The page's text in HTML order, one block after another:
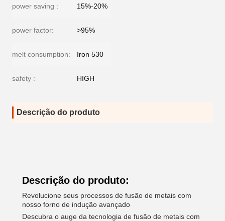
power saving : 15%-20%
power factor: >95%
melt consumption: Iron 530
safety : HIGH
Descrição do produto
Descrição do produto:
Revolucione seus processos de fusão de metais com
nosso forno de indução avançado
Descubra o auge da tecnologia de fusão de metais com